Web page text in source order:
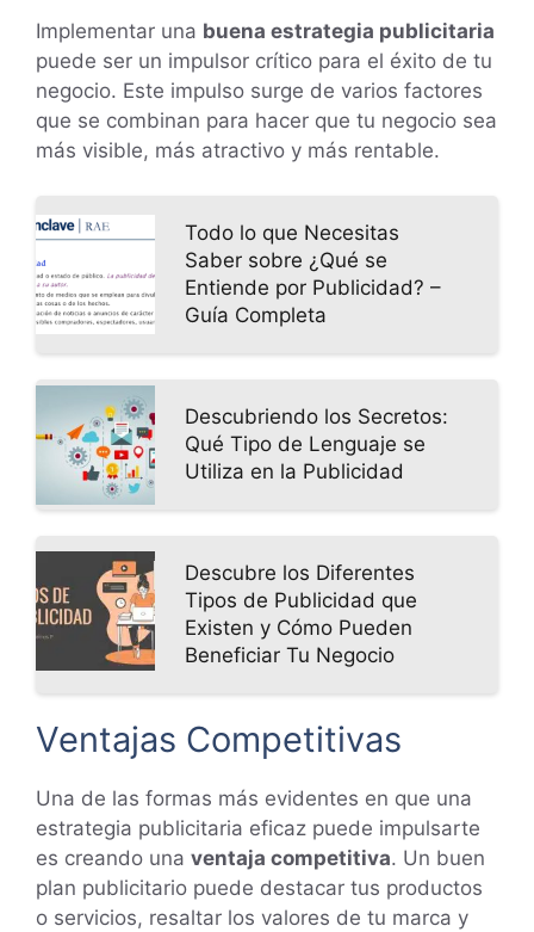
Implementar una buena estrategia publicitaria
puede ser un impulsor crítico para el éxito de tu
negocio. Este impulso surge de varios factores
que se combinan para hacer que tu negocio sea
más visible, más atractivo y más rentable.
Todo lo que Necesitas
Saber sobre ¿Qué se
Entiende por Publicidad? –
Guía Completa
Descubriendo los Secretos:
Qué Tipo de Lenguaje se
Utiliza en la Publicidad
Descubre los Diferentes
Tipos de Publicidad que
Existen y Cómo Pueden
Beneficiar Tu Negocio
Ventajas Competitivas
Una de las formas más evidentes en que una
estrategia publicitaria eficaz puede impulsarte
es creando una ventaja competitiva. Un buen
plan publicitario puede destacar tus productos
o servicios, resaltar los valores de tu marca y